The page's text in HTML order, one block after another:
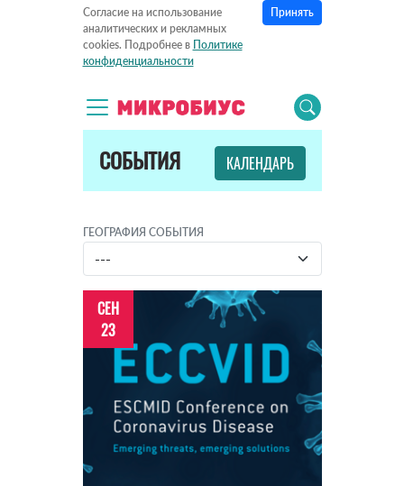
Согласие на использование
аналитических и рекламных
cookies. Подробнее в Политике
конфиденциальности
Принять
СОБЫТИЯ КАЛЕНДАРЬ
ГЕОГРАФИЯ СОБЫТИЯ
СЕН
23